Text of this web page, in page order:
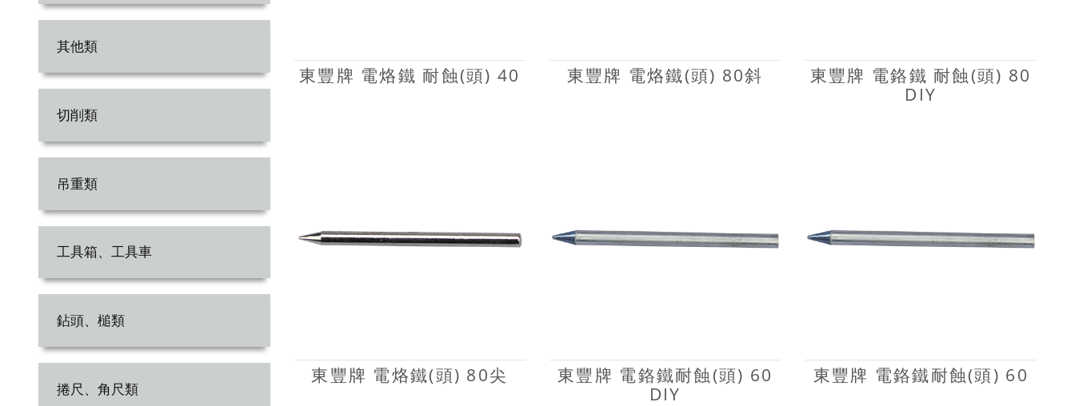
東豐牌 電烙鐵 耐蝕(頭) 40 東豐牌 電烙鐵(頭) 80斜
東豐牌 電鉻鐵 耐蝕(頭) 80
DIY
東豐牌 電烙鐵(頭) 80尖
東豐牌 電鉻鐵耐蝕(頭) 60
DIY
東豐牌 電鉻鐵耐蝕(頭) 60
其他類
切削類
吊重類
工具箱、工具車
鉆頭、槌類
捲尺、角尺類